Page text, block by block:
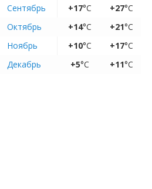
Сентябрь
+17°C +27°C
Октябрь
+14°C +21°C
Ноябрь
+10°C +17°C
Декабрь
+5°C +11°C